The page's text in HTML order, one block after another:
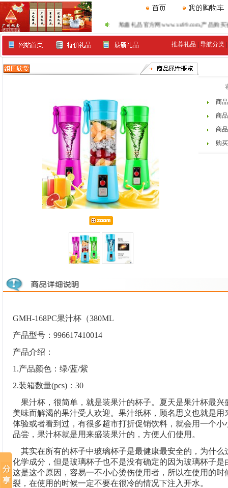
旭鑫礼品官方网www.xu99.com,产品购买
推荐礼品 |导航分类
商
商
商
购
GMH-168PC果汁杯（380ML
产品型号：996617410014
产品介绍：
1.产品颜色：绿/蓝/紫
2.装箱数量(pcs)：30
果汁杯，很简单，就是装果汁的杯子。夏天是果汁杯最
美味而解渴的果汁受人欢迎。果汁纸杯，顾名思义也就是
体验或者看到过，有很多超市打折促销饮料，就会用一个
品尝，果汁杯就是用来盛装果汁的，方便人们使用。
其实在所有的杯子中玻璃杯子是最健康最安全的，为什
化学成分，但是玻璃杯子也不是没有确定的因为玻璃杯子
这是这个原因，容易一不小心烫伤使用者，所以在使用的
裂，在使用的时候一定不要在很冷的情况下注入开水。